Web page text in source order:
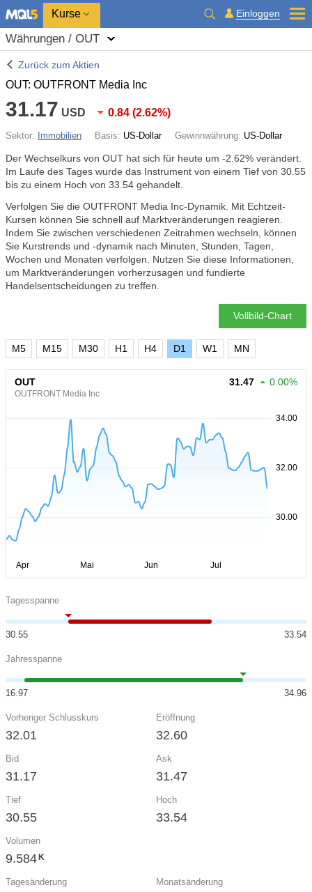
Kurse Einloggen
Währungen / OUT
Zurück zum Aktien
OUT: OUTFRONT Media Inc
31.17 USD 0.84 (2.62%)
Sektor: Immobilien Basis: US-Dollar Gewinnwährung: US-Dollar
Der Wechselkurs von OUT hat sich für heute um -2.62% verändert.
Im Laufe des Tages wurde das Instrument von einem Tief von 30.55
bis zu einem Hoch von 33.54 gehandelt.
Verfolgen Sie die OUTFRONT Media Inc-Dynamik. Mit Echtzeit-
Kursen können Sie schnell auf Marktveränderungen reagieren.
Indem Sie zwischen verschiedenen Zeitrahmen wechseln, können
Sie Kurstrends und -dynamik nach Minuten, Stunden, Tagen,
Wochen und Monaten verfolgen. Nutzen Sie diese Informationen,
um Marktveränderungen vorherzusagen und fundierte
Handelsentscheidungen zu treffen.
Vollbild-Chart
M5 M15 M30 H1 H4 D1 W1 MN
OUT
OUTFRONT Media Inc
31.47 0.00%
Tagesspanne
30.55 33.54
Jahresspanne
16.97 34.96
Vorheriger Schlusskurs
32.01
Eröffnung
32.60
Bid
31.17
Ask
31.47
Tief
30.55
Hoch
33.54
Volumen
9.584 K
Tagesänderung Monatsänderung